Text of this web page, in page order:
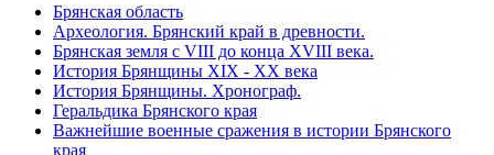
Брянская область
Археология. Брянский край в древности.
Брянская земля с VIII до конца XVIII века.
История Брянщины XIX - XX века
История Брянщины. Хронограф.
Геральдика Брянского края
Важнейшие военные сражения в истории Брянского
края